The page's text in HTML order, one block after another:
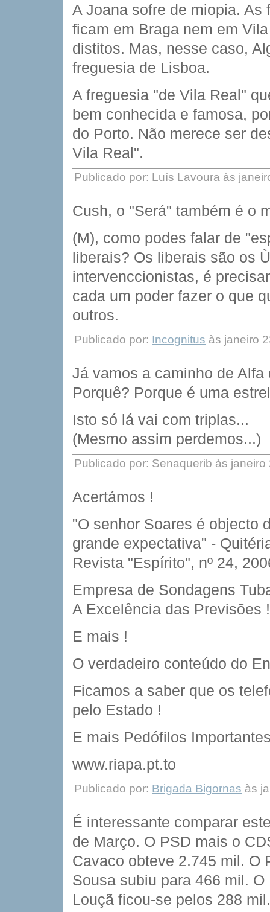
A Joana sofre de miopia.
ficam em Braga nem em
distitos. Mas, nesse caso,
freguesia de Lisboa.
A freguesia "de Vila Real"
bem conhecida e famosa,
do Porto. Não merece ser
Vila Real".
Publicado por: Luís Lavoura às
Cush, o "Será" também é o
(M), como podes falar de
liberais? Os liberais são os
intervenccionistas, é
cada um poder fazer o que
outros.
Publicado por: Incognitus às janeiro
Já vamos a caminho de Alfa
Porquê? Porque é uma
Isto só lá vai com triplas...
(Mesmo assim perdemos...)
Publicado por: Senaquerib às janeiro
Acertámos !
"O senhor Soares é objecto
grande expectativa" -
Revista "Espírito", nº 24,
Empresa de Sondagens
A Excelência das Previsões !
E mais !
O verdadeiro conteúdo do
Ficamos a saber que os
pelo Estado !
E mais Pedófilos
www.riapa.pt.to
Publicado por: Brigada Bigornas às
É interessante comparar
de Março. O PSD mais o
Cavaco obteve 2.745 mil. O
Sousa subiu para 466 mil.
Louçã ficou-se pelos 288